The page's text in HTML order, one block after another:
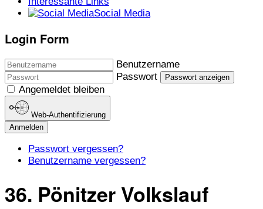
Social Media
Login Form
Benutzername
Passwort
Passwort anzeigen
Angemeldet bleiben
Web-Authentifizierung
Anmelden
Passwort vergessen?
Benutzername vergessen?
36. Pönitzer Volkslauf